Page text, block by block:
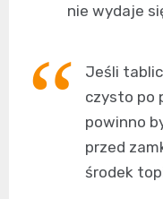
nie wydaje
Jeśli
czysto po
powinno
przed
środek